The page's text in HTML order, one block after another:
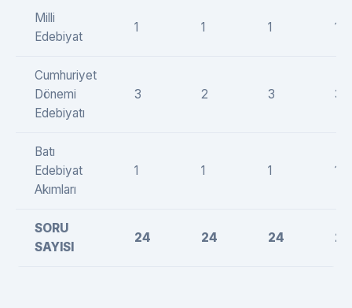
Milli
Edebiyat
1 1 1 1
Cumhuriyet
Dönemi
Edebiyatı
3 2 3 3
Batı
Edebiyat
Akımları
1 1 1 1
SORU
SAYISI
24 24 24 24